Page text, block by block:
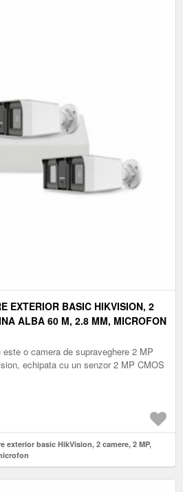
EXTERIOR BASIC HIKVISION, 2
ALBA 60 M, 2.8 MM, MICROFON
este o camera de supraveghere 2 MP
echipata cu un senzor 2 MP CMOS
exterior basic HikVision, 2 camere, 2 MP,